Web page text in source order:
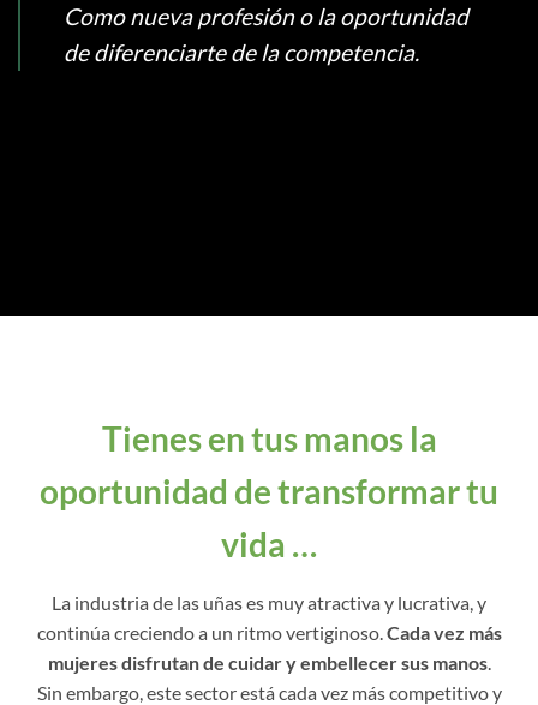
Como nueva profesión o la oportunidad
de diferenciarte de la competencia.
Tienes en tus manos la
oportunidad de transformar tu
vida …
La industria de las uñas es muy atractiva y lucrativa, y
continúa creciendo a un ritmo vertiginoso.Cada vez más
mujeres disfrutan de cuidar y embellecer sus manos.
Sin embargo, este sector está cada vez más competitivo y